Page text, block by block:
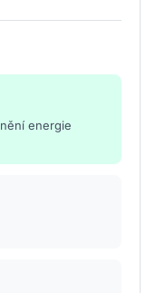
energie